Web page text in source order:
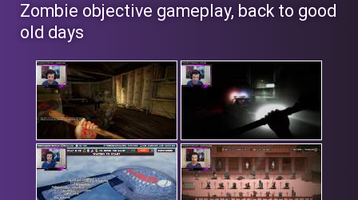
Zombie objective gameplay, back to good
old days